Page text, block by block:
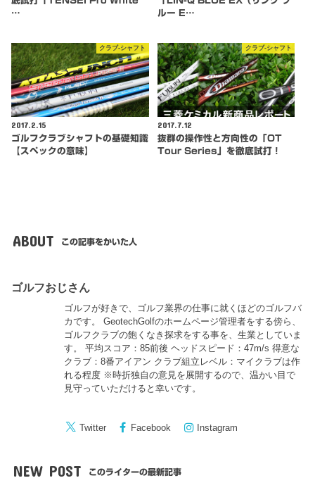
…
ルー E…
クラブ-シャフト
2017.2.15
ゴルフクラブシャフトの基礎知識
【スペックの意味】
クラブ-シャフト
2017.7.12
抜群の操作性と方向性の「OT
Tour Series」を徹底試打！
ABOUT この記事をかいた人
ゴルフおじさん
ゴルフが好きで、ゴルフ業界の仕事に就くほどのゴルフバ
カです。 GeotechGolfのホームページ管理者をする傍ら、
ゴルフクラブの飽くなき探求をする事を、生業としていま
す。 平均スコア：85前後 ヘッドスピード：47m/s 得意な
クラブ：8番アイアン クラブ組立レベル：マイクラブは作
れる程度 ※時折独自の意見を展開するので、温かい目で
見守っていただけると幸いです。
Twitter Facebook Instagram
NEW POST このライターの最新記事